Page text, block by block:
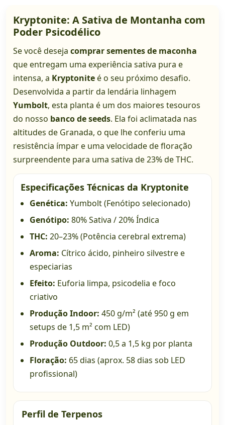
Kryptonite: A Sativa de Montanha com
Poder Psicodélico
Se você deseja comprar sementes de maconha
que entregam uma experiência sativa pura e
intensa, a Kryptoniteé o seu próximo desafio.
Desenvolvida a partir da lendária linhagem
Yumbolt, esta planta é um dos maiores tesouros
do nosso banco de seeds. Ela foi aclimatada nas
altitudes de Granada, o que lhe conferiu uma
resistência ímpar e uma velocidade de floração
surpreendente para uma sativa de 23% de THC.
Especificações Técnicas da Kryptonite
Genética: Yumbolt (Fenótipo selecionado)
Genótipo: 80% Sativa / 20% Índica
THC: 20–23% (Potência cerebral extrema)
Aroma: Cítrico ácido, pinheiro silvestre e
especiarias
Efeito: Euforia limpa, psicodelia e foco
criativo
Produção Indoor: 450 g/m² (até 950 g em
setups de 1,5 m² com LED)
Produção Outdoor: 0,5 a 1,5 kg por planta
Floração: 65 dias (aprox. 58 dias sob LED
profissional)
Perfil de Terpenos